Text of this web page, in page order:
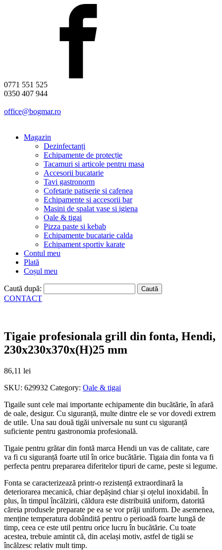
0771 551 525
0350 407 944
office@bogmar.ro
Magazin
Dezinfectanți
Echipamente de protecție
Tacamuri si articole pentru masa
Accesorii bucatarie
Tavi gastronorm
Cofetarie patiserie si cafenea
Echipamente si accesorii bar
Masini de spalat vase si igiena
Oale & tigai
Pizza paste si kebab
Echipamente bucatarie calda
Echipament sportiv karate
Contul meu
Plată
Coșul meu
Caută după:
CONTACT
Tigaie profesionala grill din fonta, Hendi,
230x230x370x(H)25 mm
86,11 lei
SKU: 629932 Category: Oale & tigai
Tigaile sunt cele mai importante echipamente din bucătărie, în afară
de oale, desigur. Cu siguranță, multe dintre ele se vor dovedi extrem
de utile. Una sau două tigăi universale nu sunt cu siguranță
suficiente pentru gastronomia profesională.
Tigaie pentru grătar din fontă marca Hendi un vas de calitate, care
va fi cu siguranță foarte util în orice bucătărie. Tigaia din fonta va fi
perfecta pentru prepararea diferitelor tipuri de carne, peste si legume.
Fonta se caracterizează printr-o rezistență extraordinară la
deteriorarea mecanică, chiar depășind chiar și oțelul inoxidabil. În
plus, în timpul încălzirii, căldura este distribuită uniform, datorită
căreia produsele preparate pe ea se vor prăji uniform. De asemenea,
menține temperatura dobândită pentru o perioadă foarte lungă de
timp, ceea ce este util pentru orice lucru în bucătărie. Cu toate
acestea, trebuie amintit că, din același motiv, astfel de tigăi se
încălzesc relativ mult timp.